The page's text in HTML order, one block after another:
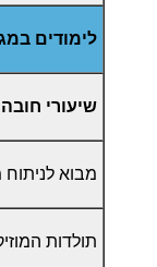
לימודים
שיעורי
מבוא לניתוח
תולדות